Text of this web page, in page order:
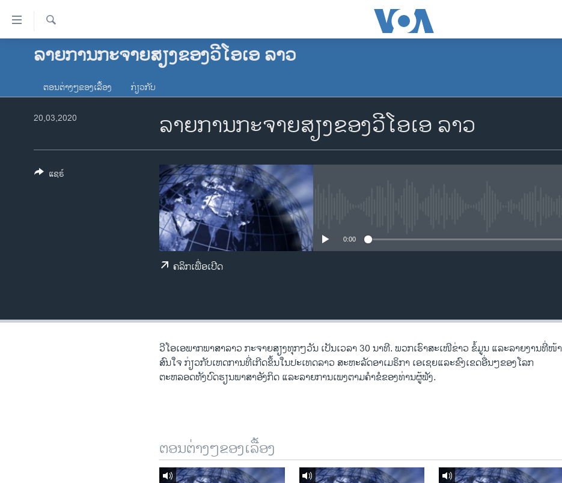
ລິ້ງ
ສຳຫລັບ
ຂ້າມ
ໂຮມເພຈ
ອາເມຣິກາ
ການເລືອກຕັ້ງ ປະທານາທີບໍດີ ສະຫະລັດ
ຂ່າວ​ຈີນ
ພາສາອັງກິດ
ລາຍການກະຈາຍສຽງຂອງວີໂອເອ ລາວ
Apple Podcasts
ຈອງ
ຕອນຕ່າງໆຂອງເລື້ອງ ກ່ຽວກັບ
ລາຍການກະຈາຍສຽງຂອງວີໂອເອ ລາວ
20,03,2020
0:00
ຄລິກເພື່ອເປີດ
ແຊຣ໌
ວີ​ໂອ​ເອພາກ​ພາສາ​ລາວ​ ກະຈາຍສຽງ​ທຸກໆ​ວັນ ​ເປັນ​ເວລາ 30 ນາທີ. ພວກ​ເຮົາ​ສະ​ເໜີຂ່າວ ຂໍ້​ມູນ ​ແລະ​ລາຍ​ງານ​ທີ່​ໜ້າ​
ສົນ​ໃຈ ກ່ຽວກັບ​​ເຫດການ​​ທີ່​ເກີດ​ຂຶ້ນ​ໃນ​ປະ​ເທດ​ລາວ ສະຫະລັດ​ອ​າ​ເມ​ຣິ​ກາ ​ເອ​ເຊຍ​ແລະ​ຂົງເຂດ​ອື່ນໆ​ຂອງ​ໂລກ
ຕະຫລອດ​ທັງ​ບົດຮຽນ​ພາສາ​ອັງກິດ ​ແລະ​ລາຍການ​ເພງ​ຕາມ​ຄຳ​ຂໍ​ຂອງ​ທ່ານ​ຜູ້​ຟັງ.
ຕອນຕ່າງໆຂອງເລື້ອງ